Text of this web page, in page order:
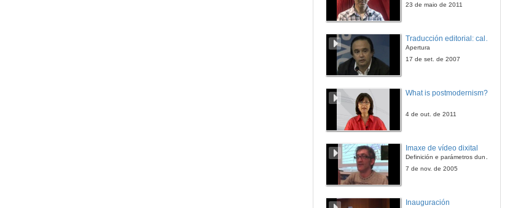
23 de maio de 2011
Apertura
17 de set. de 2007
What is postmodernism?
4 de out. de 2011
Imaxe de vídeo dixital
Definición e parámetros dunha imaxe dixital. Resolución e Aspecto. Profundidade da cor. Compresión. Frame por segundo. Entrelazado. Campos, cadros
7 de nov. de 2005
Inauguración